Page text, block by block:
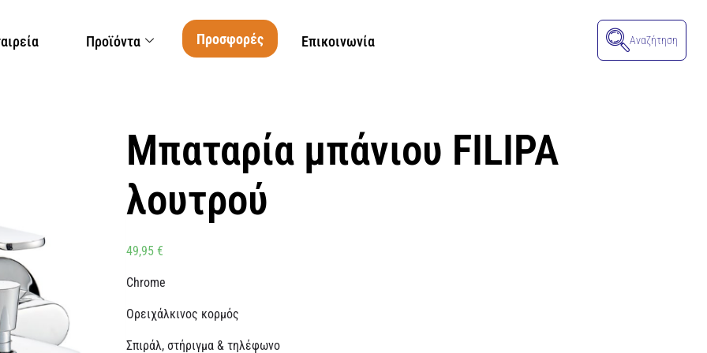
Προϊόντα Προσφορές Επικοινωνία Αναζήτηση
Μπαταρία μπάνιου FILIPA
λουτρού
49,95€
Chrome
Ορειχάλκινος κορμός
Σπιράλ, στήριγμα & τηλέφωνο